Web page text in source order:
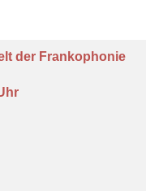
der Frankophonie